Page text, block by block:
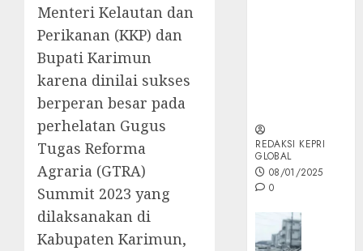
Menteri Kelautan dan
Perikanan (KKP) dan
Bupati Karimun
karena dinilai sukses
berperan besar pada
perhelatan Gugus
Tugas Reforma
Agraria (GTRA)
Summit 2023 yang
dilaksanakan di
Kabupaten Karimun,
REDAKSI KEPRI
GLOBAL
08/01/2025
0